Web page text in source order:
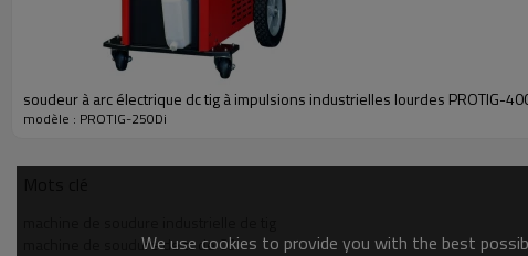
soudeur à arc électrique dc tig à impulsions industrielles lourdes PROTIG-
modèle : PROTIG-250Di
machine de soudure de tc de CCWe use cookies to provide you with the best